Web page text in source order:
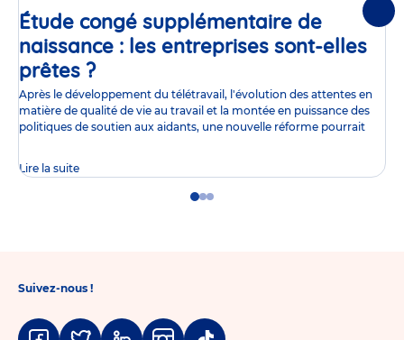
Étude congé supplémentaire de
naissance : les entreprises sont-elles
prêtes ?Article
Après le développement du télétravail, l'évolution des attentes en
matière de qualité de vie au travail et la montée en puissance des
politiques de soutien aux aidants, une nouvelle réforme pourrait
Lire la suite
GoGoGo
Suivez-nous !